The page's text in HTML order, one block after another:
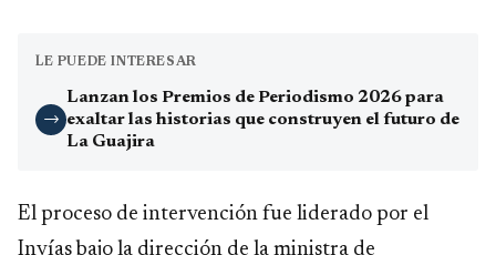
LE PUEDE INTERESAR
→
Lanzan los Premios de Periodismo 2026 para
exaltar las historias que construyen el futuro de
La Guajira
El proceso de intervención fue liderado por el
Invías bajo la dirección de la ministra de